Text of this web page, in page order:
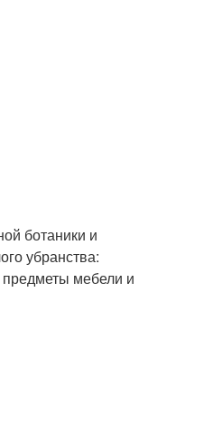
ботаники и
убранства:
мебели и